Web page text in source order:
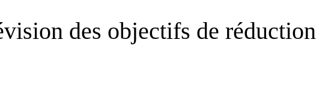
des objectifs de réduction